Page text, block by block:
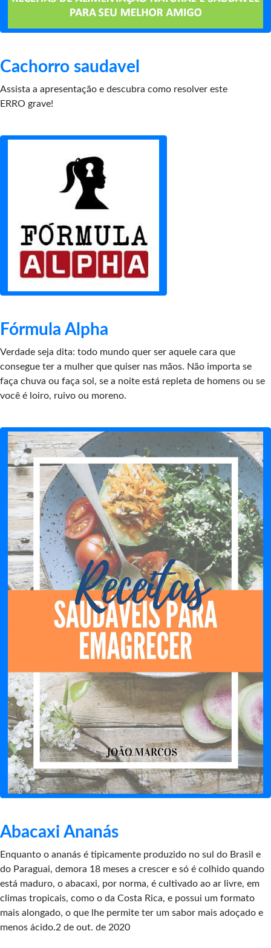
Cachorro saudavel
Assista a apresentação e descubra como resolver este
ERRO grave!
Fórmula Alpha
Verdade seja dita: todo mundo quer ser aquele cara que
consegue ter a mulher que quiser nas mãos. Não importa se
faça chuva ou faça sol, se a noite está repleta de homens ou se
você é loiro, ruivo ou moreno.
Abacaxi Ananás
Enquanto o ananás é tipicamente produzido no sul do Brasil e
do Paraguai, demora 18 meses a crescer e só é colhido quando
está maduro, o abacaxi, por norma, é cultivado ao ar livre, em
climas tropicais, como o da Costa Rica, e possui um formato
mais alongado, o que lhe permite ter um sabor mais adoçado e
menos ácido.2 de out. de 2020